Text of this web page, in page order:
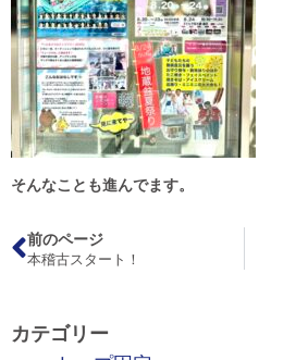
そんなことも進んでます。
前のページ
本稽古スタート！
カテゴリー